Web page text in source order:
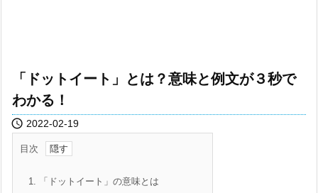
「ドットイート」とは？意味と例文が３秒で
わかる！
 2022-02-19
目次
1. 「ドットイート」の意味とは